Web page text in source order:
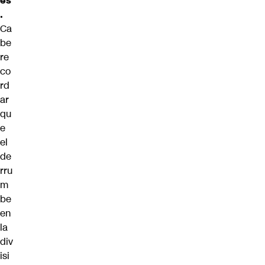
.
Ca
be
re
co
rd
ar
qu
e
el
de
rru
m
be
en
la
div
isi